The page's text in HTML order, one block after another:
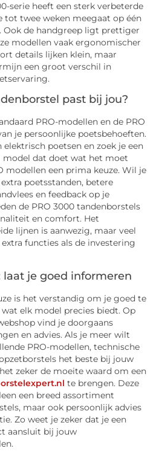
serie heeft een sterk verbeterde
twee weken meegaat op één
Ook de handgreep ligt prettiger
modellen vaak ergonomischer
details lijken klein, maar
een groot verschil in
past bij jou?
PRO-modellen en de PRO
je persoonlijke poetsbehoeften.
elektrisch poetsen en zoek je een
model dat doet wat het moet
modellen een prima keuze. Wil je
poetsstanden, betere
en feedback op je
de PRO 3000 tandenborstels
en comfort. Het
lijnen is aanwezig, maar veel
functies als de investering
laat je goed informeren
is het verstandig om je goed te
elk model precies biedt. Op
vind je doorgaans
en advies. Als je meer wilt
PRO-modellen, technische
het beste bij jouw
zeker de moeite waard om een
te brengen. Deze
een breed assortiment
maar ook persoonlijk advies
Zo weet je zeker dat je een
aansluit bij jouw